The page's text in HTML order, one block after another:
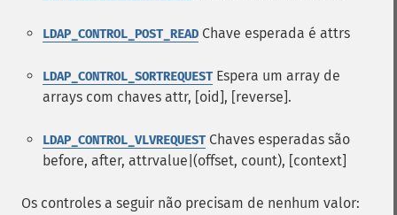
LDAP_CONTROL_POST_READ Chave esperada é attrs
LDAP_CONTROL_SORTREQUEST Espera um array de
arrays com chaves attr, [oid], [reverse].
LDAP_CONTROL_VLVREQUEST Chaves esperadas são
before, after, attrvalue|(offset, count), [context]
Os controles a seguir não precisam de nenhum valor: